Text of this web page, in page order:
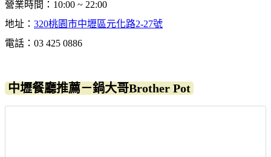
營業時間：10:00 ~ 22:00
地址： 320桃園市中壢區元化路2-27號
電話：03 425 0886
中壢餐廳推薦－鍋大哥Brother Pot